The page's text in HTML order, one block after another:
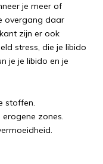
je meer of
overgang daar
zijn er ook
stress, die je libido
je je libido en je
stoffen.
zones.